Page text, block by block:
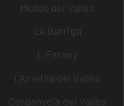
Mollet del Vallès
La Garriga
L´Estany
l´Ametlla del Vallès
Cerdanyola del Vallès